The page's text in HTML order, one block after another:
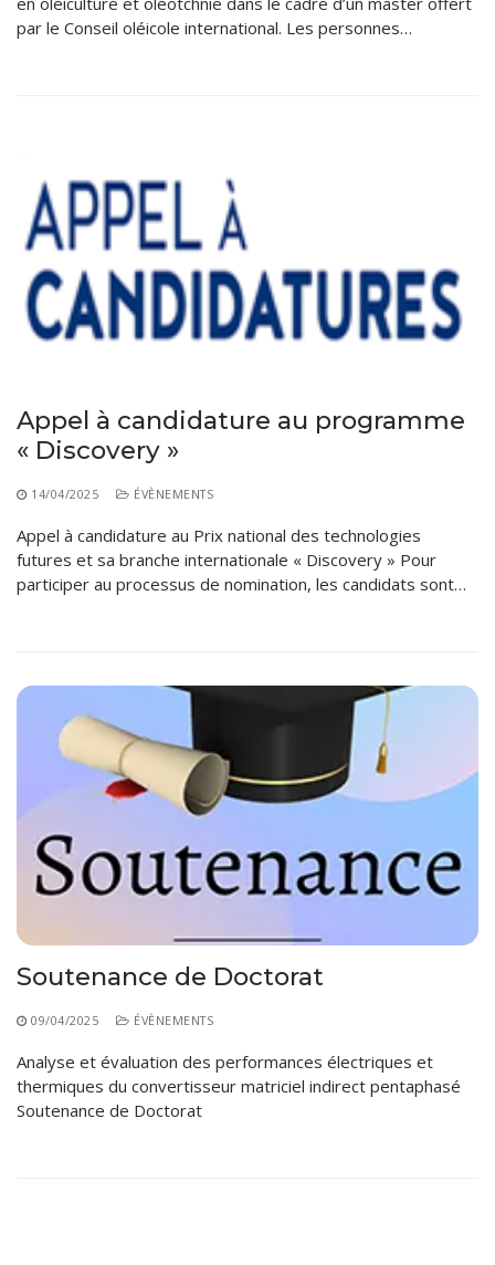
par le Conseil oléicole international. Les personnes…
Appel à candidature au programme
« Discovery »
14/04/2025 ÉVÈNEMENTS
Appel à candidature au Prix national des technologies
futures et sa branche internationale « Discovery » Pour
participer au processus de nomination, les candidats sont…
Soutenance de Doctorat
09/04/2025 ÉVÈNEMENTS
Analyse et évaluation des performances électriques et
thermiques du convertisseur matriciel indirect pentaphasé
Soutenance de Doctorat